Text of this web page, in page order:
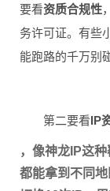
要看资质合规性
务许可证。有些
能跑路的千万别
第二要看IP
，像神龙IP这
都能拿到不同